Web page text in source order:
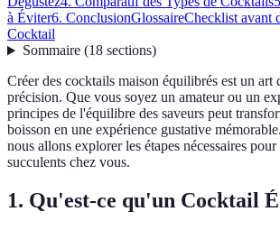
à Éviter6. ConclusionGlossaireChecklist avant
Cocktail
Sommaire(18 sections)
Créer des cocktails maison équilibrés est un art
précision. Que vous soyez un amateur ou un
principes de l'équilibre des saveurs peut
boisson en une expérience gustative
nous allons explorer les étapes nécessaires
succulents chez vous.
1. Qu'est-ce qu'un Cocktail